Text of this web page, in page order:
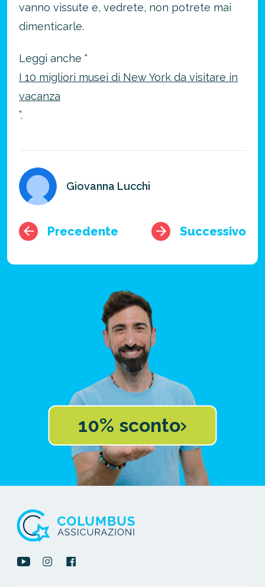
vanno vissute e, vedrete, non potrete mai
dimenticarle.
Leggi anche “
I 10 migliori musei di New York da visitare in
vacanza
”.
Giovanna Lucchi
Precedente Successivo
10% sconto